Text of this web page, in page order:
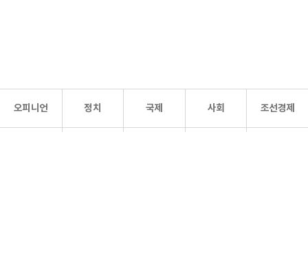
오피니언 정치 국제 사회 조선경제